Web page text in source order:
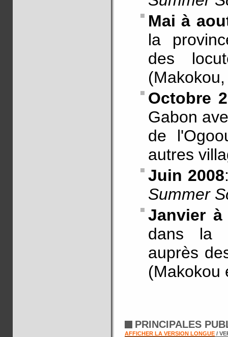
Mai à
la
des
Octobre
Gabon
de
autres
Juin 2008
Summer
Janvier
dans la
auprès
(Makokou
PRINCIPALES
AFFICHER LA VERSION LONGUE /